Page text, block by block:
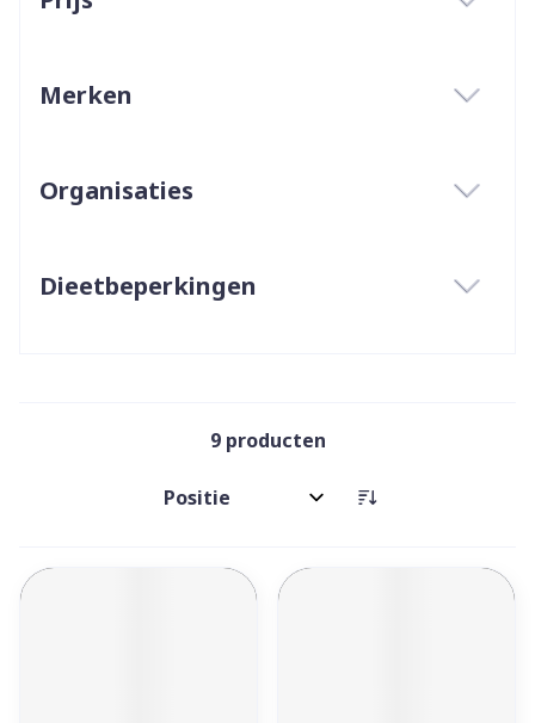
Merken
Organisaties
Dieetbeperkingen
9producten
Sorteer op: